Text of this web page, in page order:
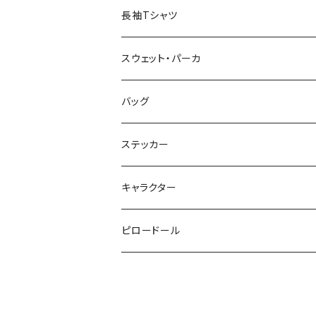
長袖Tシャツ
スウェット・パーカ
バッグ
ステッカー
キャラクター
鉄仮面マン
ピロードール